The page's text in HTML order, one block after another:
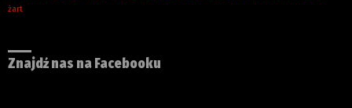
żart
Znajdź nas na Facebooku